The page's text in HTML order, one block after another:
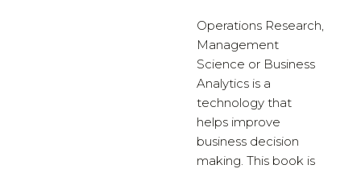
Operations Research,
Management
Science or Business
Analytics is a
technology that
helps improve
business decision
making. This book is